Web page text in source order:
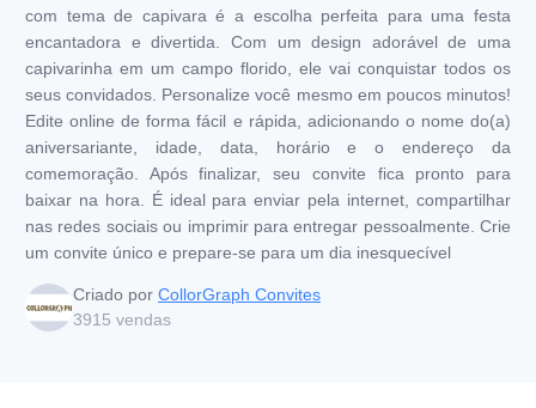
com tema de capivara é a escolha perfeita para uma festa
encantadora e divertida. Com um design adorável de uma
capivarinha em um campo florido, ele vai conquistar todos os
seus convidados. Personalize você mesmo em poucos minutos!
Edite online de forma fácil e rápida, adicionando o nome do(a)
aniversariante, idade, data, horário e o endereço da
comemoração. Após finalizar, seu convite fica pronto para
baixar na hora. É ideal para enviar pela internet, compartilhar
nas redes sociais ou imprimir para entregar pessoalmente. Crie
um convite único e prepare-se para um dia inesquecível
Criado por CollorGraph Convites
3915 vendas